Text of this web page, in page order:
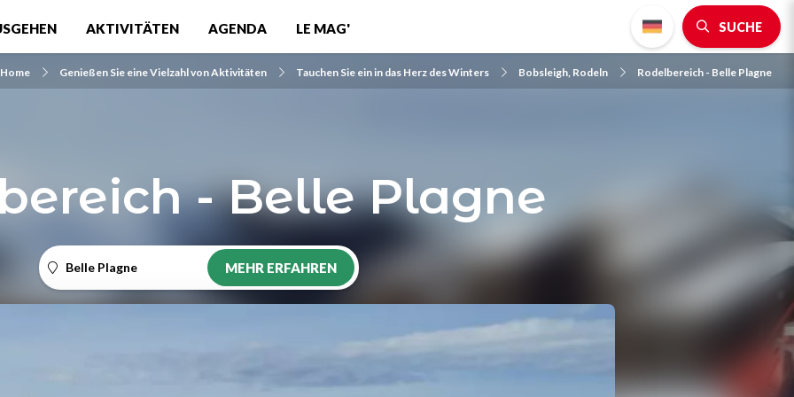
AKTIVITÄTEN AGENDA LE MAG' SUCHE
Home Genießen Sie eine Vielzahl von Aktivitäten Tauchen Sie ein in das Herz des Winters Bobsleigh, Rodeln Rodelbereich - Belle Plagne
- Belle Plagne
Belle Plagne MEHR ERFAHREN